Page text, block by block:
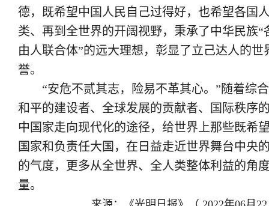
德，既希望中国人民自己过得好，也希望各国
类、再到全世界的开阔视野，秉承了中华民族
由人联合体”的远大理想，彰显了立己达人的
誉。
“安危不贰其志，险易不革其心。”随着综合
和平的建设者、全球发展的贡献者、国际秩序
中国家走向现代化的途径，给世界上那些既希
国家和负责任大国，在日益走近世界舞台中央
的气度，更多从全世界、全人类整体利益的角
量。